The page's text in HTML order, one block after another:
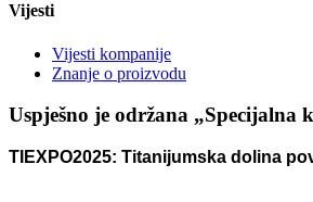
Vijesti
Vijesti kompanije
Znanje o proizvodu
Uspješno je održana
TIEXPO2025: Titanijumska dolina